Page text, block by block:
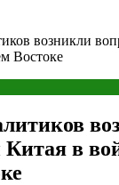
возникли
Востоке
в